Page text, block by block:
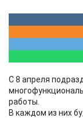
С 8 апреля
работы.
В каждом из них